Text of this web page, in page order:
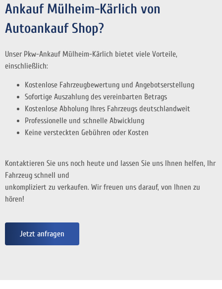
Ankauf Mülheim-Kärlich von
Autoankauf Shop?
Unser Pkw-Ankauf Mülheim-Kärlich bietet viele Vorteile,
einschließlich:
Kostenlose Fahrzeugbewertung und Angebotserstellung
Sofortige Auszahlung des vereinbarten Betrags
Kostenlose Abholung Ihres Fahrzeugs deutschlandweit
Professionelle und schnelle Abwicklung
Keine versteckten Gebühren oder Kosten
Kontaktieren Sie uns noch heute und lassen Sie uns Ihnen helfen, Ihr
Fahrzeug schnell und
unkompliziert zu verkaufen. Wir freuen uns darauf, von Ihnen zu
hören!
Jetzt anfragen